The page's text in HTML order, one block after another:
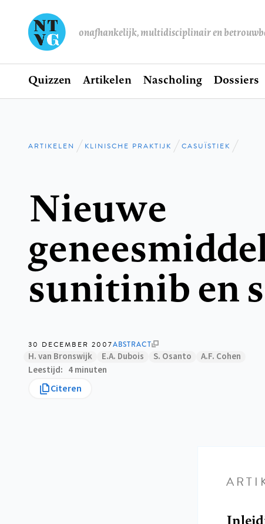
onafhankelijk, multidisciplinair en
Hoofdnavigatie
Home
Quizzen Artikelen Nascholing Dossiers
Kruimelpad
ARTIKELEN KLINISCHE PRAKTIJK CASUÏSTIEK
Nieuwe
sunitinib en
30 DECEMBER 2007ABSTRACT
H. van Bronswijk E.A. Dubois S. Osanto
A.F. Cohen
Leestijd
4 minuten
Citeren